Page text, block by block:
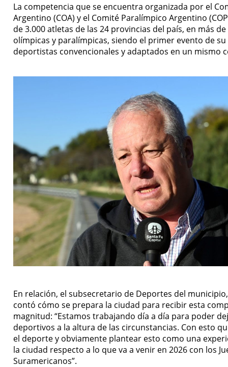
La competencia que se encuentra organizada por el
Argentino (COA) y el Comité Paralímpico Argentino
de 3.000 atletas de las 24 provincias del país, en más
olímpicas y paralímpicas, siendo el primer evento de
deportistas convencionales y adaptados en un mismo
En relación, el subsecretario de Deportes del
contó cómo se prepara la ciudad para recibir esta
magnitud: “Estamos trabajando día a día para poder
deportivos a la altura de las circunstancias. Con esto
el deporte y obviamente plantear esto como una
la ciudad respecto a lo que va a venir en 2026 con los
Suramericanos”.